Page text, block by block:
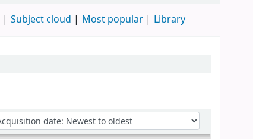
Subject cloud Most popular Library